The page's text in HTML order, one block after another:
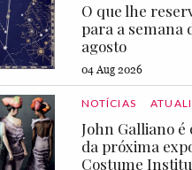
O que lhe
para a semana
agosto
04 Aug 2026
NOTÍCIAS
John Galliano
da próxima
Costume